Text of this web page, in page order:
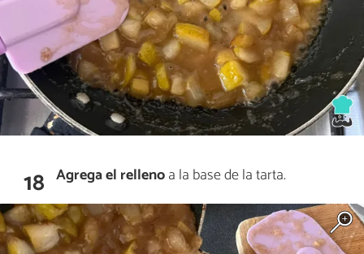
18 Agrega el rellenoa la base de la tarta.